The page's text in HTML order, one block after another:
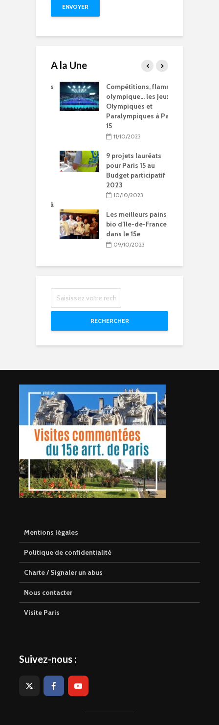
A la Une
Compétitions, flamme
olympique… les Jeux
Olympiques et
Paralympiques à Paris
11/10/2023
9 projets lauréats
pour Paris 15 au
Budget participatif
2023
10/10/2023
Les meilleurs pains
bio d’Ile-de-France
dans le 15e
09/10/2023
RECHERCHER
Mentions légales
Politique de confidentialité
Charte / Signaler un abus
Nous contacter
Visite Paris
Suivez-nous :